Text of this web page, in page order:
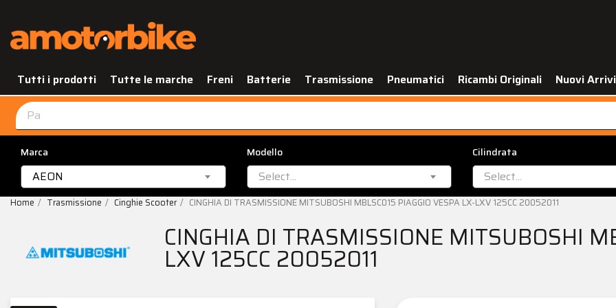
Tutti i prodotti Tutte le marche Freni Batterie Trasmissione Pneumatici Ricambi Originali Nuovi Arrivi
Marca
AEON
Modello
Select...
Cilindrata
Select...
Home Trasmissione Cinghie Scooter CINGHIA DI TRASMISSIONE MITSUBOSHI MBLSC015 PIAGGIO VESPA LX-LXV 125CC 20052011
CINGHIA DI TRASMISSIONE MITSUBOSHI
LXV 125CC 20052011